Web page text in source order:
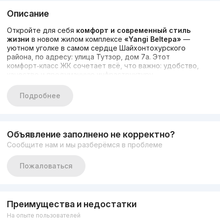
Описание
Откройте для себя комфорт и современный стиль
жизни в новом жилом комплексе «Yangi Beltepa» —
уютном уголке в самом сердце Шайхонтохурского
района, по адресу: улица Тутзор, дом 7а. Этот
комфорт‑класс ЖК сочетает всё, что важно: удобство,
качество и продуманную инфраструктуру.
Почему «Yangi Beltepa» стоит выбрать:
Конструкция и материалы: сборно‑монолитный
Подробнее
Объявление заполнено не корректно?
Сообщите нам и мы разберёмся в проблеме
Пожаловаться
Преимущества и недостатки
На опыте пользователей